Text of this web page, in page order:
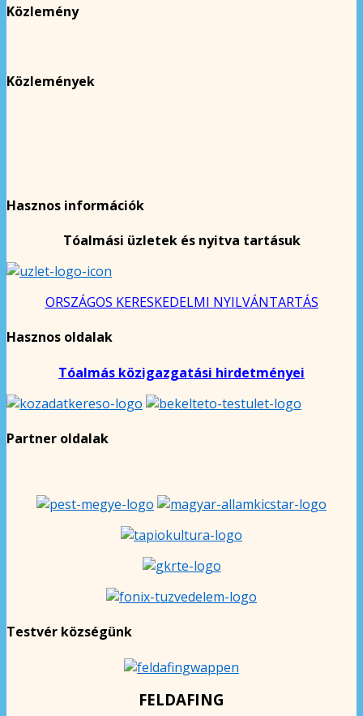
Közlemény
Közlemények
Hasznos információk
Tóalmási üzletek és nyitva tartásuk
ORSZÁGOS KERESKEDELMI NYILVÁNTARTÁS
Hasznos oldalak
Tóalmás közigazgatási hirdetményei
Partner oldalak
Testvér községünk
FELDAFING